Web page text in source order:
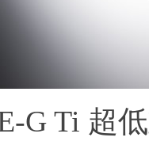
G Ti 超